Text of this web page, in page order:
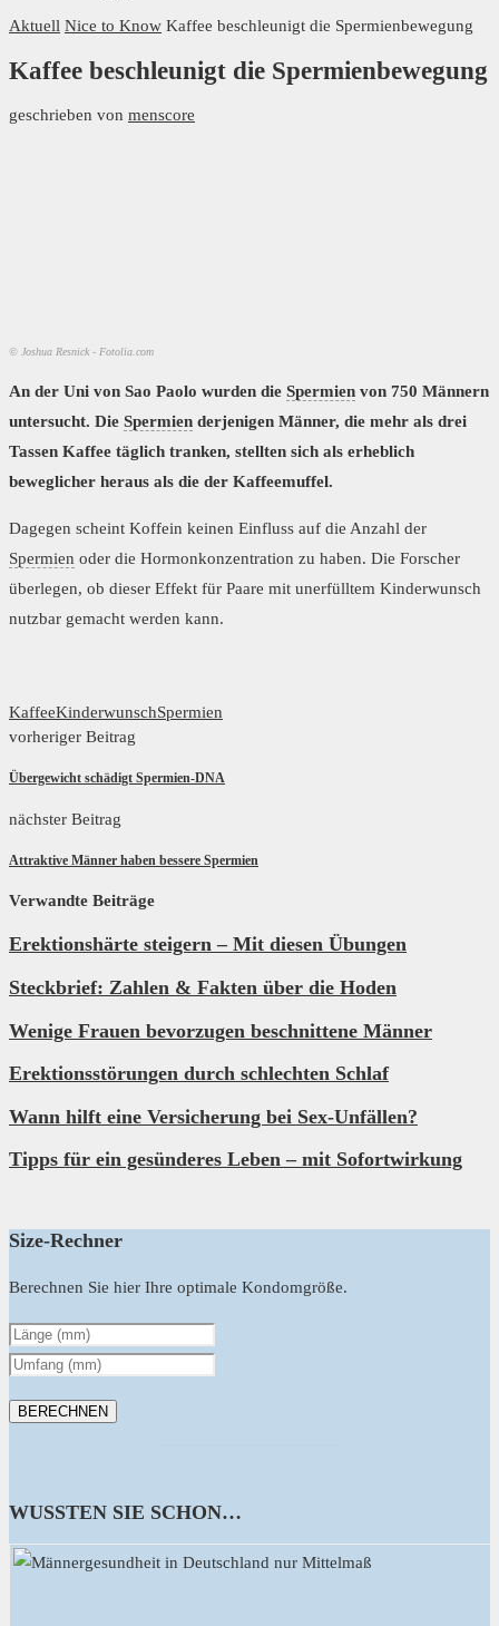
Aktuell Nice to Know Kaffee beschleunigt die Spermienbewegung
Kaffee beschleunigt die Spermienbewegung
geschrieben von menscore
© Joshua Resnick - Fotolia.com
An der Uni von Sao Paolo wurden die Spermien von 750 Männern
untersucht. Die Spermien derjenigen Männer, die mehr als drei
Tassen Kaffee täglich tranken, stellten sich als erheblich
beweglicher heraus als die der Kaffeemuffel.
Dagegen scheint Koffein keinen Einfluss auf die Anzahl der
Spermien oder die Hormonkonzentration zu haben. Die Forscher
überlegen, ob dieser Effekt für Paare mit unerfülltem Kinderwunsch
nutzbar gemacht werden kann.
KaffeeKinderwunschSpermien
vorheriger Beitrag
Übergewicht schädigt Spermien-DNA
nächster Beitrag
Attraktive Männer haben bessere Spermien
Verwandte Beiträge
Erektionshärte steigern – Mit diesen Übungen
Steckbrief: Zahlen & Fakten über die Hoden
Wenige Frauen bevorzugen beschnittene Männer
Erektionsstörungen durch schlechten Schlaf
Wann hilft eine Versicherung bei Sex-Unfällen?
Tipps für ein gesünderes Leben – mit Sofortwirkung
Size-Rechner
Berechnen Sie hier Ihre optimale Kondomgröße.
WUSSTEN SIE SCHON…